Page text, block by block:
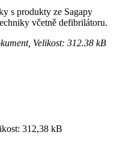
s produkty ze Sagapy
včetně defibrilátoru.
Velikost: 312.38 kB
312,38 kB